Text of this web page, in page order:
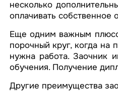
несколько
оплачивать собственное
Еще одним важным
порочный круг, когда на
нужна работа. Заочник
обучения. Получение
Другие преимущества